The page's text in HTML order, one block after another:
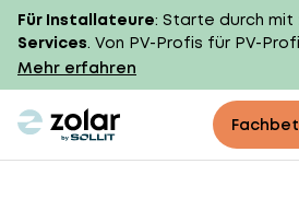
Für Installateure: Starte durch mit
Services. Von PV-Profis für PV-
Mehr erfahren
zolar logo